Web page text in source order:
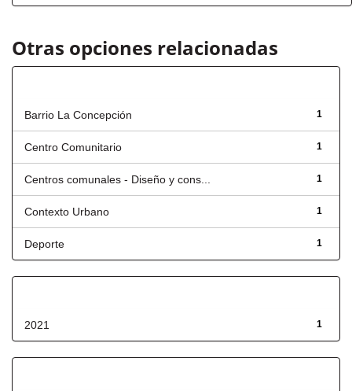
Otras opciones relacionadas
1
Barrio La Concepción
1
Centro Comunitario
1
Centros comunales - Diseño y cons...
1
Contexto Urbano
1
Deporte
1
2021